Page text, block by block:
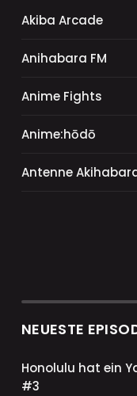
Akiba Arcade
Anihabara FM
Anime Fights
Anime:hōdō
Antenne
NEUESTE
Honolulu hat ein
#3